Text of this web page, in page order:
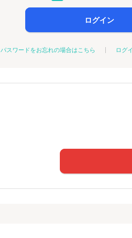
ログイン
パスワードをお忘れの場合はこちら ログ